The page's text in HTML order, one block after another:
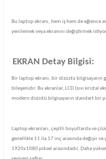
Bu laptop ekranı, hem iş hem de eğlence
yenilemek veya ekranını değiştirmek
EKRAN Detay Bilgisi:
Bir laptop ekranı, bir dizüstü
bileşenidir. Bu ekranlar, LCD (sıvı kristal
modern dizüstü bilgisayarın standart bir
Laptop ekranları, çeşitli boyutlarda ve
genellikle 11 ila 17 inç arasında değişir
1920x1080 piksel arasındadır. Daha